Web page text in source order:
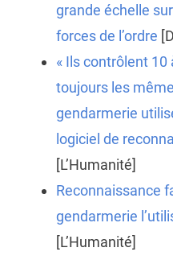
grande échelle
forces de l’ordre
« Ils contrôlent 10
toujours les
gendarmerie
logiciel de
[L’Humanité]
Reconnaissance
gendarmerie
[L’Humanité]